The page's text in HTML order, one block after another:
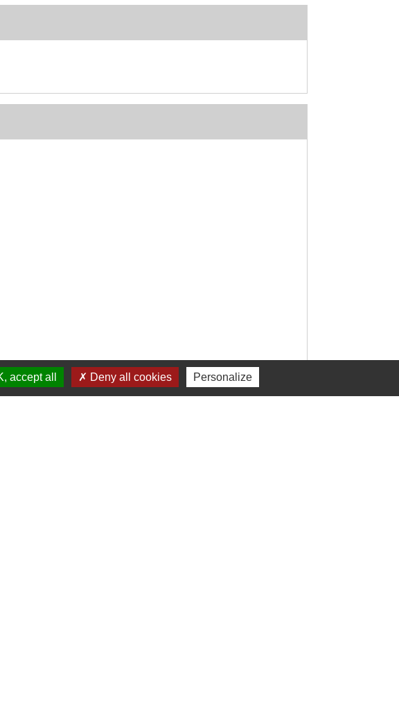
accept all Deny all cookies Personalize